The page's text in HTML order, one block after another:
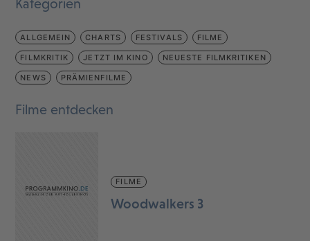
Kategorien
ALLGEMEIN CHARTS FESTIVALS FILME
FILMKRITIK JETZT IM KINO NEUESTE FILMKRITIKEN
NEWS PRÄMIENFILME
Filme entdecken
FILME
Woodwalkers 3